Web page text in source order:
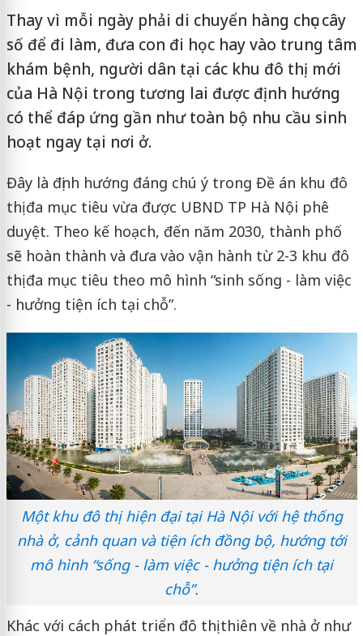
Thay vì mỗi ngày phải di chuyển hàng chục cây
số để đi làm, đưa con đi học hay vào trung tâm
khám bệnh, người dân tại các khu đô thị mới
của Hà Nội trong tương lai được định hướng
có thể đáp ứng gần như toàn bộ nhu cầu sinh
hoạt ngay tại nơi ở.
Đây là định hướng đáng chú ý trong Đề án khu đô
thị đa mục tiêu vừa được UBND TP Hà Nội phê
duyệt. Theo kế hoạch, đến năm 2030, thành phố
sẽ hoàn thành và đưa vào vận hành từ 2-3 khu đô
thị đa mục tiêu theo mô hình “sinh sống - làm việc
- hưởng tiện ích tại chỗ”.
Một khu đô thị hiện đại tại Hà Nội với hệ thống
nhà ở, cảnh quan và tiện ích đồng bộ, hướng tới
mô hình “sống - làm việc - hưởng tiện ích tại
chỗ”.
Khác với cách phát triển đô thị thiên về nhà ở như